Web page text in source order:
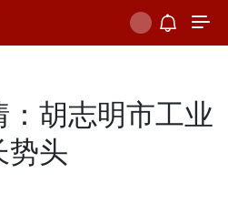
胡志明市工业
势头